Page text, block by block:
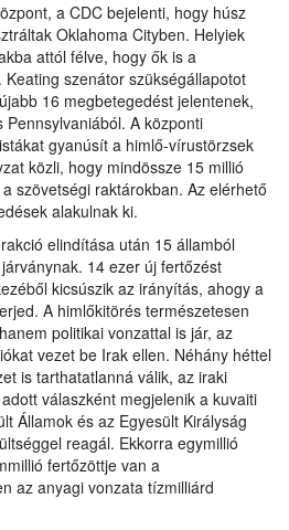
a CDC bejelenti, hogy húsz
Oklahoma Cityben. Helyiek
attól félve, hogy ők is a
szenátor szükségállapotot
16 megbetegedést jelentenek,
A központi
gyanúsít a himlő-vírustörzsek
közli, hogy mindössze 15 millió
szövetségi raktárokban. Az elérhető
alakulnak ki.
elindítása után 15 államból
14 ezer új fertőzést
kicsúszik az irányítás, ahogy a
A himlőkitörés természetesen
politikai vonzattal is jár, az
vezet be Irak ellen. Néhány héttel
is tarthatatlanná válik, az iraki
válaszként megjelenik a kuvaiti
Államok és az Egyesült Királyság
reagál. Ekkorra egymillió
fertőzöttje van a
az anyagi vonzata tízmilliárd